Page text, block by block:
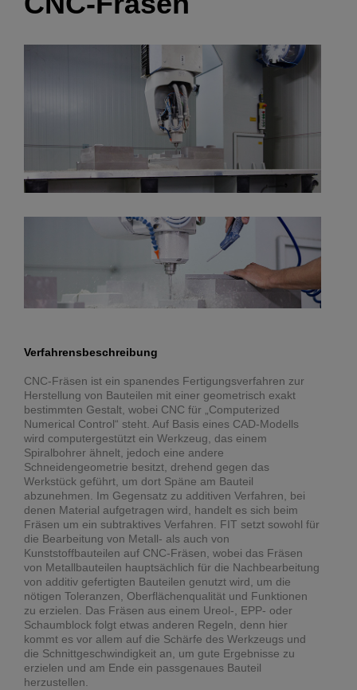
Verfahrensbeschreibung
CNC-Fräsen ist ein spanendes Fertigungsverfahren zur
Herstellung von Bauteilen mit einer geometrisch exakt
bestimmten Gestalt, wobei CNC für „Computerized
Numerical Control“ steht. Auf Basis eines CAD-Modells
wird computergestützt ein Werkzeug, das einem
Spiralbohrer ähnelt, jedoch eine andere
Schneidengeometrie besitzt, drehend gegen das
Werkstück geführt, um dort Späne am Bauteil
abzunehmen. Im Gegensatz zu additiven Verfahren, bei
denen Material aufgetragen wird, handelt es sich beim
Fräsen um ein subtraktives Verfahren. FIT setzt sowohl für
die Bearbeitung von Metall- als auch von
Kunststoffbauteilen auf CNC-Fräsen, wobei das Fräsen
von Metallbauteilen hauptsächlich für die Nachbearbeitung
von additiv gefertigten Bauteilen genutzt wird, um die
nötigen Toleranzen, Oberflächenqualität und Funktionen
zu erzielen. Das Fräsen aus einem Ureol-, EPP- oder
Schaumblock folgt etwas anderen Regeln, denn hier
kommt es vor allem auf die Schärfe des Werkzeugs und
die Schnittgeschwindigkeit an, um gute Ergebnisse zu
erzielen und am Ende ein passgenaues Bauteil
herzustellen.